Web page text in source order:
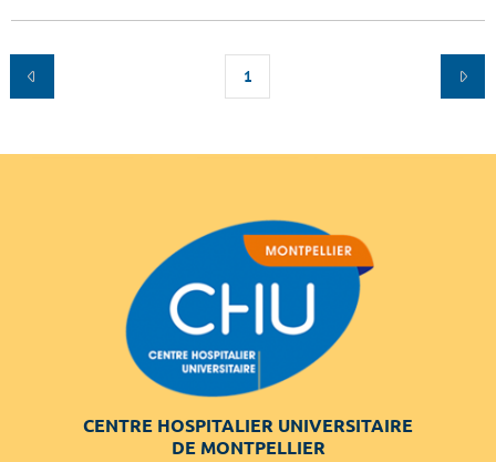
1
CENTRE HOSPITALIER UNIVERSITAIRE
DE MONTPELLIER